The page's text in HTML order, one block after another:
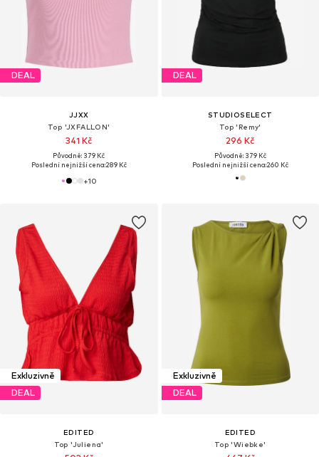
DEAL
JJXX
Top 'JXFALLON'
341 Kč
Původně: 379 Kč
Poslední nejnižší cena:289 Kč
+10
DEAL
STUDIOSELECT
Top 'Remy'
296 Kč
Původně: 379 Kč
Poslední nejnižší cena:260 Kč
Exkluzivně
DEAL
EDITED
Top 'Juliena'
Exkluzivně
DEAL
EDITED
Top 'Wiebke'